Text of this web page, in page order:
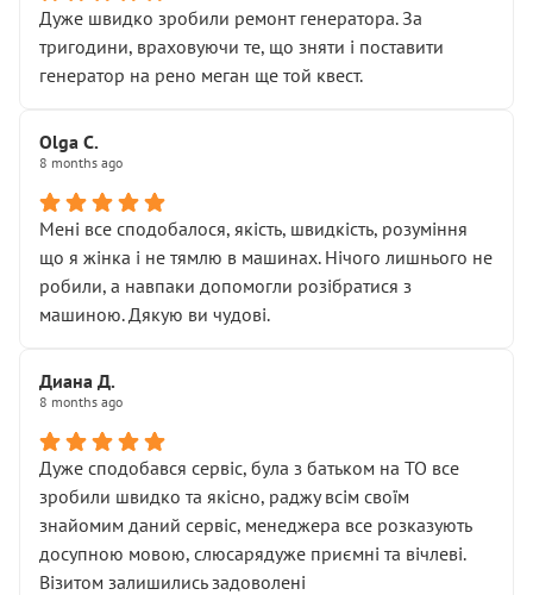
• реальної діагностики, а не формального
“подивились і поїхав”
На жаль, складається враження, що сервіс працює не
Стосовно комунікації - все добре
Дуже швидко зробили ремонт генератора. За
тригодини, враховуючи те, що зняти і поставити
генератор на рено меган ще той квест.
Olga С.
8 months ago
Мені все сподобалося, якість, швидкість, розуміння
що я жінка і не тямлю в машинах. Нічого лишнього не
робили, а навпаки допомогли розібратися з
машиною. Дякую ви чудові.
Диана Д.
8 months ago
Дуже сподобався сервіс, була з батьком на ТО все
зробили швидко та якісно, раджу всім своїм
знайомим даний сервіс, менеджера все розказують
досупною мовою, слюсарядуже приємні та вічлеві.
Візитом залишились задоволені